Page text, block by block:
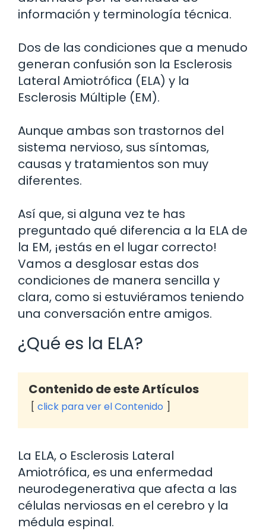
información y terminología técnica.
Dos de las condiciones que a menudo
generan confusión son la Esclerosis
Lateral Amiotrófica (ELA) y la
Esclerosis Múltiple (EM).
Aunque ambas son trastornos del
sistema nervioso, sus síntomas,
causas y tratamientos son muy
diferentes.
Así que, si alguna vez te has
preguntado qué diferencia a la ELA de
la EM, ¡estás en el lugar correcto!
Vamos a desglosar estas dos
condiciones de manera sencilla y
clara, como si estuviéramos teniendo
una conversación entre amigos.
¿Qué es la ELA?
Contenido de este Artículos
click para ver el Contenido
La ELA, o Esclerosis Lateral
Amiotrófica, es una enfermedad
neurodegenerativa que afecta a las
células nerviosas en el cerebro y la
médula espinal.